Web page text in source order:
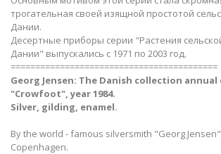
трогательная своей изящной простотой
Дании.
Десертные приборы серии "Растения
Дании" выпускались с 1971 по 2003 год.
==========================================
Georg Jensen: The Danish сollection annual
"Crowfoot", year 1984.
Silver, gilding, enamel.
By the world - famous silversmith "Georg
Copenhagen.